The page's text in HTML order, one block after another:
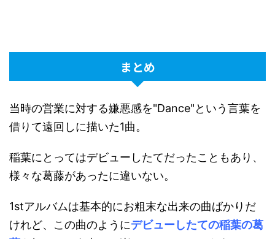
まとめ
当時の営業に対する嫌悪感を"Dance"という言葉を
借りて遠回しに描いた1曲。
稲葉にとってはデビューしたてだったこともあり、
様々な葛藤があったに違いない。
1stアルバムは基本的にお粗末な出来の曲ばかりだ
けれど、この曲のようにデビューしたての稲葉の葛